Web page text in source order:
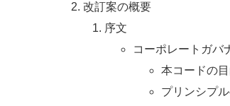
改訂案の概要
序文
コーポレートガバ
本コードの
プリンシプ